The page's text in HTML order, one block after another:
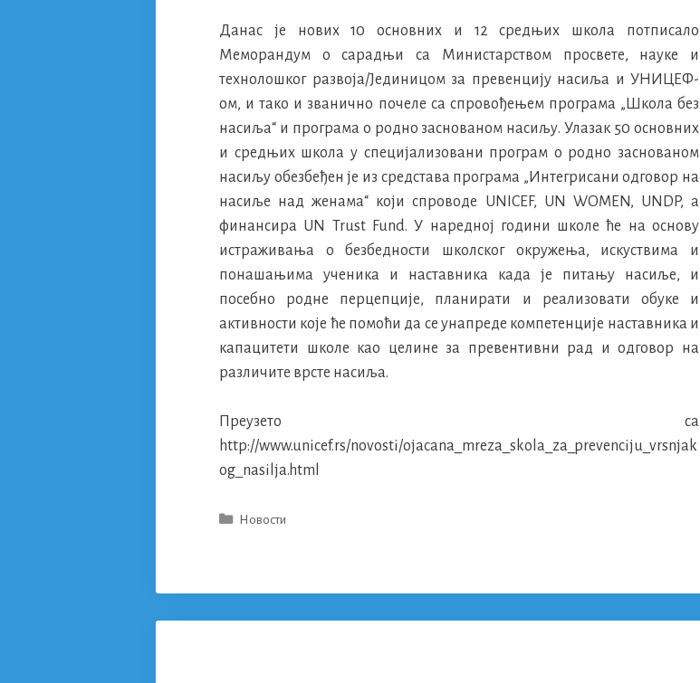
Данас је нових 10 основних и 12 средњих школа потписало
Меморандум о сарадњи са Министарством просвете, науке и
технолошког развоја/Јединицом за превенцију насиља и УНИЦЕФ-
ом, и тако и званично почеле са спровођењем програма „Школа без
насиља“ и програма о родно заснованом насиљу. Улазак 50 основних
и средњих школа у специјализовани програм о родно заснованом
насиљу обезбеђен је из средстава програма „Интегрисани одговор на
насиље над женама“ који спроводе UNICEF, UN WOMEN, UNDP, а
финансира UN Trust Fund. У наредној години школе ће на основу
истраживања о безбедности школског окружења, искуствима и
понашањима ученика и наставника када је питању насиље, и
посебно родне перцепције, планирати и реализовати обуке и
активности које ће помоћи да се унапреде компетенције наставника и
капацитети школе као целине за превентивни рад и одговор на
различите врсте насиља.
Преузето са
http://www.unicef.rs/novosti/ojacana_mreza_skola_za_prevenciju_vrsnjak
og_nasilja.html
Categories
Новости